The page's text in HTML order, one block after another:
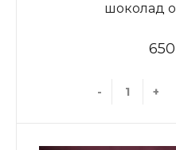
шоколад
- +